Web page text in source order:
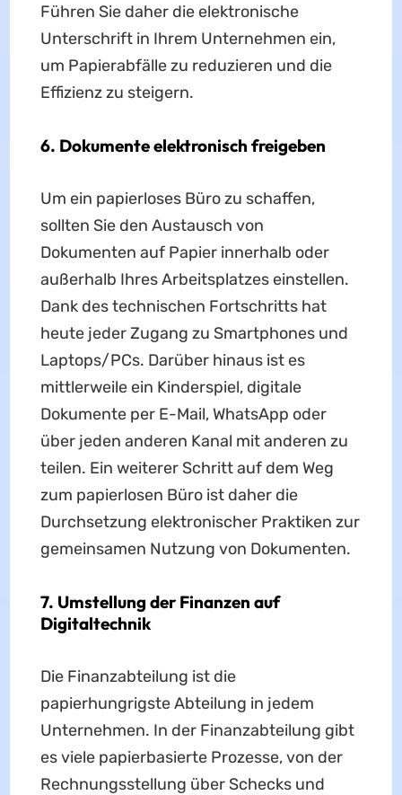
Führen Sie daher die elektronische
Unterschrift in Ihrem Unternehmen ein,
um Papierabfälle zu reduzieren und die
Effizienz zu steigern.
6. Dokumente elektronisch freigeben
Um ein papierloses Büro zu schaffen,
sollten Sie den Austausch von
Dokumenten auf Papier innerhalb oder
außerhalb Ihres Arbeitsplatzes einstellen.
Dank des technischen Fortschritts hat
heute jeder Zugang zu Smartphones und
Laptops/PCs. Darüber hinaus ist es
mittlerweile ein Kinderspiel, digitale
Dokumente per E-Mail, WhatsApp oder
über jeden anderen Kanal mit anderen zu
teilen. Ein weiterer Schritt auf dem Weg
zum papierlosen Büro ist daher die
Durchsetzung elektronischer Praktiken zur
gemeinsamen Nutzung von Dokumenten.
7. Umstellung der Finanzen auf
Digitaltechnik
Die Finanzabteilung ist die
papierhungrigste Abteilung in jedem
Unternehmen. In der Finanzabteilung gibt
es viele papierbasierte Prozesse, von der
Rechnungsstellung über Schecks und